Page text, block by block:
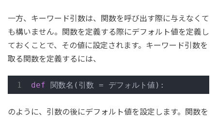
一方、キーワード引数は、関数を呼び出す際に与えなくて
も構いません。関数を定義する際にデフォルト値を定義し
ておくことで、その値に設定されます。キーワード引数を
取る関数を定義するには、
def 関数名 (引数 = デフォルト値) :
のように、引数の後にデフォルト値を設定します。関数を